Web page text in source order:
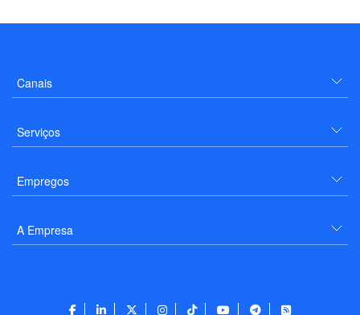
Canais
Serviços
Empregos
A Empresa